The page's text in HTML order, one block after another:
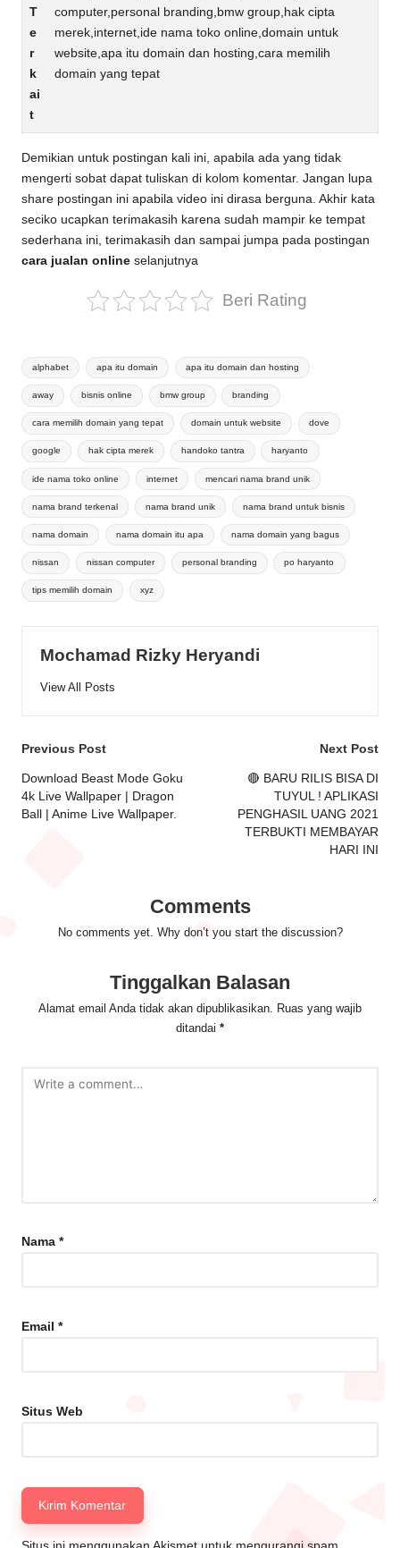
T
e
r
k
ai
t
computer,personal branding,bmw group,hak cipta
merek,internet,ide nama toko online,domain untuk
website,apa itu domain dan hosting,cara memilih
domain yang tepat
Demikian untuk postingan kali ini, apabila ada yang tidak
mengerti sobat dapat tuliskan di kolom komentar. Jangan lupa
share postingan ini apabila video ini dirasa berguna. Akhir kata
seciko ucapkan terimakasih karena sudah mampir ke tempat
sederhana ini, terimakasih dan sampai jumpa pada postingan
cara jualan online selanjutnya
Beri Rating
Tags:
alphabet apa itu domain apa itu domain dan hosting
away bisnis online bmw group branding
cara memilih domain yang tepat domain untuk website dove
google hak cipta merek handoko tantra haryanto
ide nama toko online internet mencari nama brand unik
nama brand terkenal nama brand unik nama brand untuk bisnis
nama domain nama domain itu apa nama domain yang bagus
nissan nissan computer personal branding po haryanto
tips memilih domain xyz
Mochamad Rizky Heryandi
View All Posts
Post
navigation
Previous Post
Download Beast Mode Goku
4k Live Wallpaper | Dragon
Ball | Anime Live Wallpaper.
Next Post
🔴 BARU RILIS BISA DI
TUYUL ! APLIKASI
PENGHASIL UANG 2021
TERBUKTI MEMBAYAR
HARI INI
Comments
No comments yet. Why don’t you start the discussion?
Tinggalkan Balasan
Alamat email Anda tidak akan dipublikasikan.
Ruas yang wajib
ditandai *
Nama *
Email *
Situs Web
Situs ini menggunakan Akismet untuk mengurangi spam.